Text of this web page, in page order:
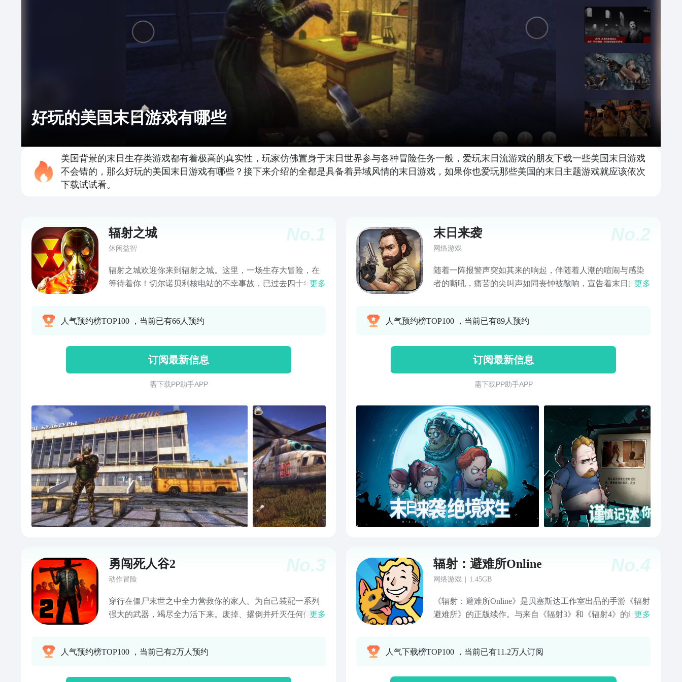
好玩的美国末日游戏有哪些
美国背景的末日生存类游戏都有着极高的真实性，玩家仿佛置身于末日世界参与各种冒险任务一般，爱玩末日流游戏的朋友下载一些美国末日游戏
不会错的，那么好玩的美国末日游戏有哪些？接下来介绍的全都是具备着异域风情的末日游戏，如果你也爱玩那些美国的末日主题游戏就应该依次
下载试试看。
No.1
辐射之城
休闲益智
辐射之城欢迎你来到辐射之城。这里，一场生存大冒险，在
等待着你！切尔诺贝利核电站的不幸事故，已过去四十年
可不是个简单的任务。这是个幅员广阔的地域，步步都是凶
你咬上一口。各派势力，加之辐射及怪异现象，把这片看似
宜人的景色，变成了你根本不该涉足之地。然而，你已经在
这里了。要到各建筑物里去搜寻资源，特别是要到游泳池、
文化中心、波利西亚酒店、普罗米修斯电影院等普里皮亚季
择你的装备。要发现、利用营地，安全度过夜晚。你能找到
并使用的设备、武器和车辆，才是你的朋友。祝你好运！
更多
人气预约榜TOP100 ，当前已有66人预约
订阅最新信息
需 下 载 P P 助 手 A P P
No.2
末日来袭
网络游戏
随着一阵报警声突如其来的响起，伴随着人潮的喧闹与感染
者的嘶吼，痛苦的尖叫声如同丧钟被敲响，宣告着末日的降
不幸你没能驾车远行，但万幸的是赶在整座城市被淹没之
有随时可能出现在身后的感染者，还有数不尽的人性考验。
资源、权利、地盘、仇恨……
更多
人气预约榜TOP100 ，当前已有89人预约
订阅最新信息
需 下 载 P P 助 手 A P P
No.3
勇闯死人谷2
动作冒险
穿行在僵尸末世之中全力营救你的家人。为自己装配一系列
强大的武器，竭尽全力活下来。废掉、撂倒并歼灭任何僵尸
逐渐展开的故事情节和多重结局 - 完整的7个激动人心的章
更多
人气预约榜TOP100 ，当前已有2万人预约
No.4
辐射：避难所Online
网络游戏 1.45GB
《辐射：避难所Online》是贝塞斯达工作室出品的手游《辐射
避难所》的正版续作。与来自《辐射3》和《辐射4》的经典
他们一决高下！——这一切尽在《辐射：避难所Online》，废
更多
人气下载榜TOP100 ，当前已有11.2万人订阅